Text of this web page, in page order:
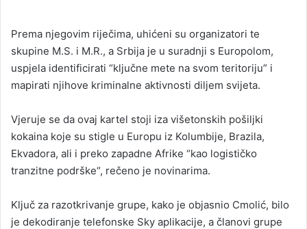
Prema njegovim riječima, uhićeni su organizatori te
skupine M.S. i M.R., a Srbija je u suradnji s Europolom,
uspjela identificirati “ključne mete na svom teritoriju” i
mapirati njihove kriminalne aktivnosti diljem svijeta.
Vjeruje se da ovaj kartel stoji iza višetonskih pošiljki
kokaina koje su stigle u Europu iz Kolumbije, Brazila,
Ekvadora, ali i preko zapadne Afrike “kao logističko
tranzitne podrške“, rečeno je novinarima.
Ključ za razotkrivanje grupe, kako je objasnio Cmolić, bilo
je dekodiranje telefonske Sky aplikacije, a članovi grupe